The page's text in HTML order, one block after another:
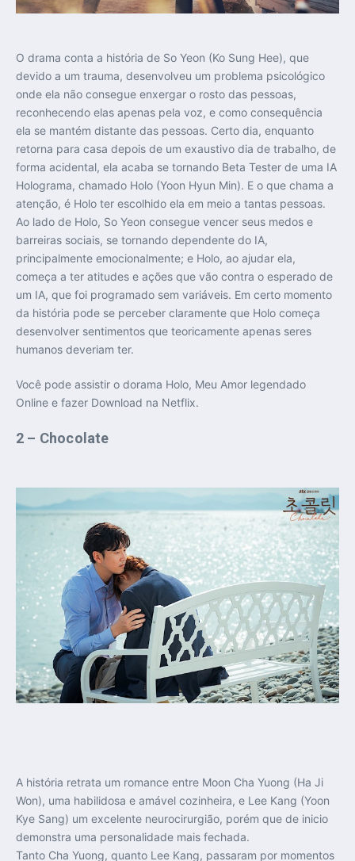
O drama conta a história de So Yeon (Ko Sung Hee), que
devido a um trauma, desenvolveu um problema psicológico
onde ela não consegue enxergar o rosto das pessoas,
reconhecendo elas apenas pela voz, e como consequência
ela se mantém distante das pessoas. Certo dia, enquanto
retorna para casa depois de um exaustivo dia de trabalho, de
forma acidental, ela acaba se tornando Beta Tester de uma IA
Holograma, chamado Holo (Yoon Hyun Min). E o que chama a
atenção, é Holo ter escolhido ela em meio a tantas pessoas.
Ao lado de Holo, So Yeon consegue vencer seus medos e
barreiras sociais, se tornando dependente do IA,
principalmente emocionalmente; e Holo, ao ajudar ela,
começa a ter atitudes e ações que vão contra o esperado de
um IA, que foi programado sem variáveis. Em certo momento
da história pode se perceber claramente que Holo começa
desenvolver sentimentos que teoricamente apenas seres
humanos deveriam ter.
Você pode assistir o dorama Holo, Meu Amor legendado
Online e fazer Download na Netflix.
2 – Chocolate
A história retrata um romance entre Moon Cha Yuong (Ha Ji
Won), uma habilidosa e amável cozinheira, e Lee Kang (Yoon
Kye Sang) um excelente neurocirurgião, porém que de inicio
demonstra uma personalidade mais fechada.
Tanto Cha Yuong, quanto Lee Kang, passaram por momentos